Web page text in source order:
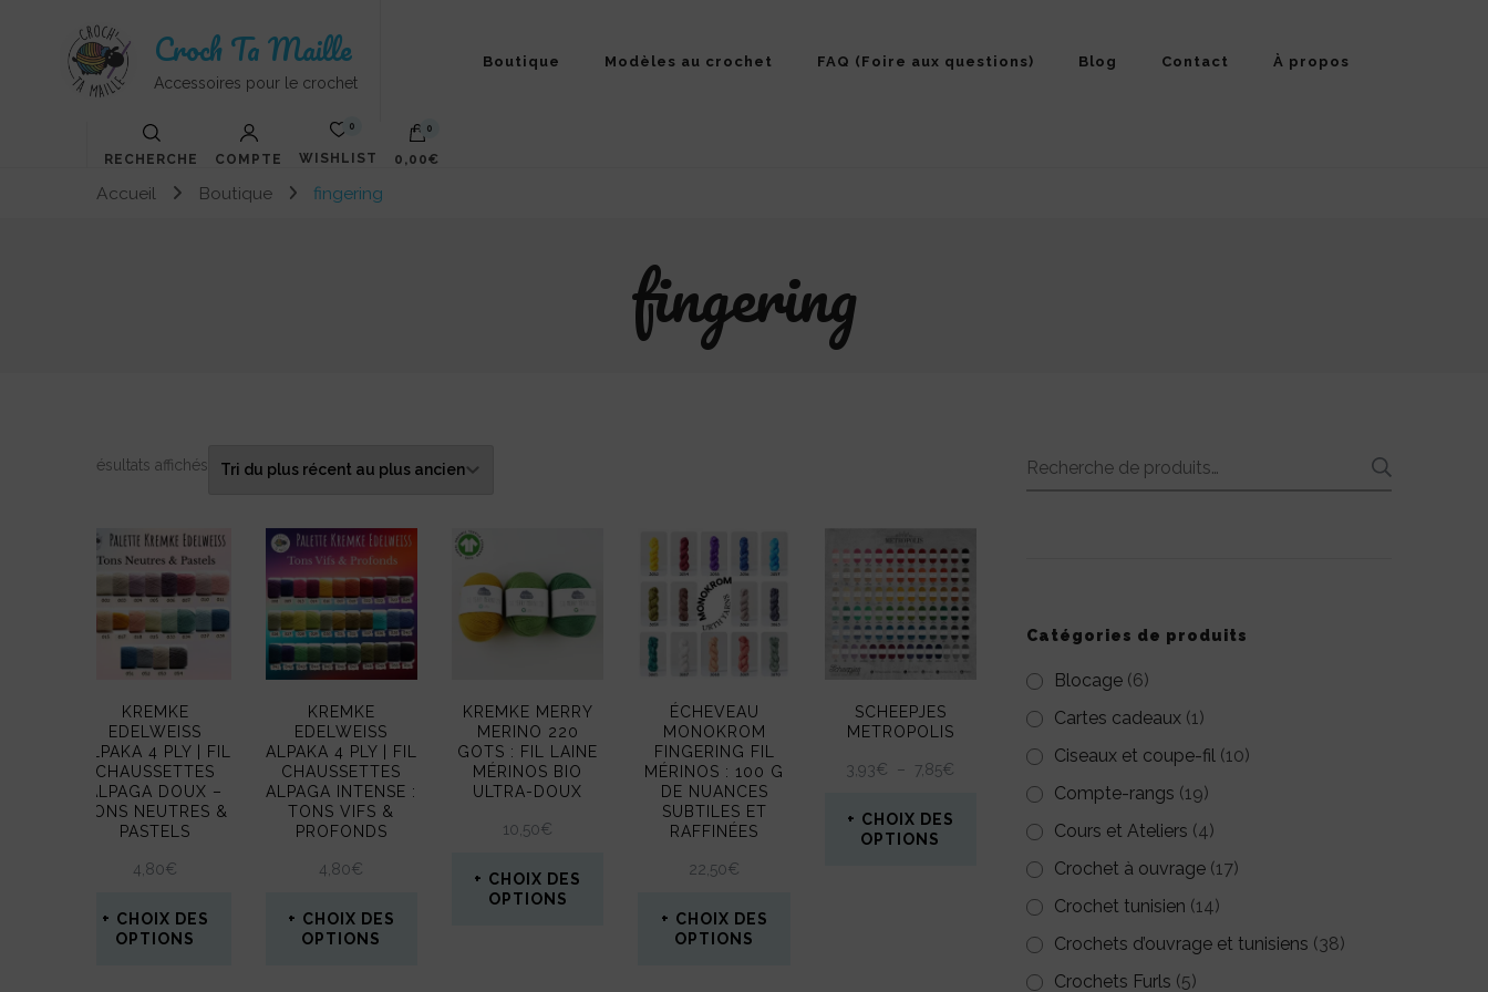
Croch Ta Maille
Accessoires pour le crochet
Boutique Modèles au crochet FAQ (Foire aux questions) Blog Contact À propos
RECHERCHE COMPTE
0
WISHLIST
0
0,00€
Accueil Boutique fingering
fingering
7 résultats affichés Trié
récent
au
plus
ancien
KREMKE
EDELWEISS
ALPAKA 4 PLY | FIL
CHAUSSETTES
ALPAGA DOUX –
TONS NEUTRES &
PASTELS
4,80€
CHOIX DES
OPTIONS
KREMKE
EDELWEISS
ALPAKA 4 PLY | FIL
CHAUSSETTES
ALPAGA INTENSE :
TONS VIFS &
PROFONDS
4,80€
CHOIX DES
OPTIONS
KREMKE MERRY
MERINO 220
GOTS : FIL LAINE
MÉRINOS BIO
ULTRA-DOUX
10,50€
CHOIX DES
OPTIONS
ÉCHEVEAU
MONOKROM
FINGERING FIL
MÉRINOS : 100 G
DE NUANCES
SUBTILES ET
RAFFINÉES
22,50€
CHOIX DES
OPTIONS
SCHEEPJES
METROPOLIS
3,93€ – 7,85€
CHOIX DES
OPTIONS
Recherche
Catégories de produits
Blocage (6)
Cartes cadeaux (1)
Ciseaux et coupe-fil (10)
Compte-rangs (19)
Cours et Ateliers (4)
Crochet à ouvrage (17)
Crochet tunisien (14)
Crochets d’ouvrage et tunisiens (38)
Crochets Furls (5)